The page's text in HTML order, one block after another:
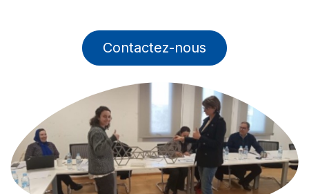
Contactez-nous